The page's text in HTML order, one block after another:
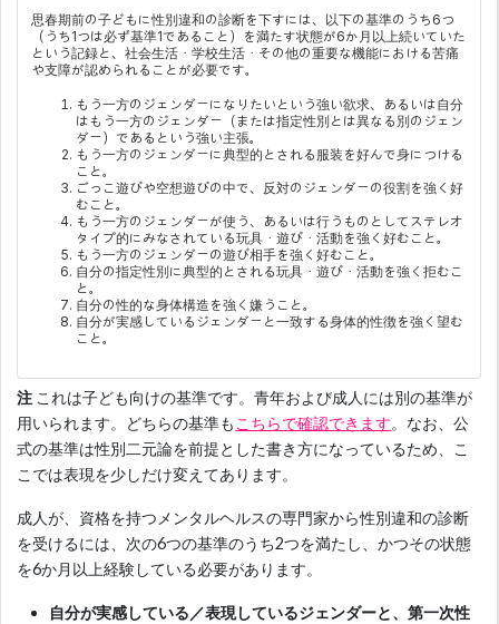
思春期前の子どもに性別違和の診断を下すには、以下の基準のうち6つ
（うち1つは必ず基準1であること）を満たす状態が6か月以上続いていた
という記録と、社会生活・学校生活・その他の重要な機能における苦痛
や支障が認められることが必要です。
もう一方のジェンダーになりたいという強い欲求、あるいは自分
はもう一方のジェンダー（または指定性別とは異なる別のジェン
ダー）であるという強い主張。
もう一方のジェンダーに典型的とされる服装を好んで身につける
こと。
ごっこ遊びや空想遊びの中で、反対のジェンダーの役割を強く好
むこと。
もう一方のジェンダーが使う、あるいは行うものとしてステレオ
タイプ的にみなされている玩具・遊び・活動を強く好むこと。
もう一方のジェンダーの遊び相手を強く好むこと。
自分の指定性別に典型的とされる玩具・遊び・活動を強く拒むこ
と。
自分の性的な身体構造を強く嫌うこと。
自分が実感しているジェンダーと一致する身体的性徴を強く望む
こと。
注 これは子ども向けの基準です。青年および成人には別の基準が
用いられます。どちらの基準も こちらで確認できます。なお、公
式の基準は性別二元論を前提とした書き方になっているため、こ
こでは表現を少しだけ変えてあります。
成人が、資格を持つメンタルヘルスの専門家から性別違和の診断
を受けるには、次の6つの基準のうち2つを満たし、かつその状態
を6か月以上経験している必要があります。
自分が実感している／表現しているジェンダーと、第一次性